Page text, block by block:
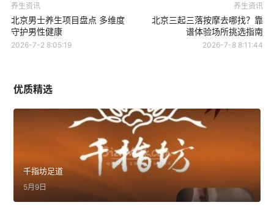
养生资讯
北京男士养生项目盘点 多维度
守护男性健康
2026-7-2 8:05:19
养生资讯
北京三起三落按摩去哪找？靠
谱体验场所挑选指南
2026-7-8 8:11:44
优质精选
千指坊足道
5月9日